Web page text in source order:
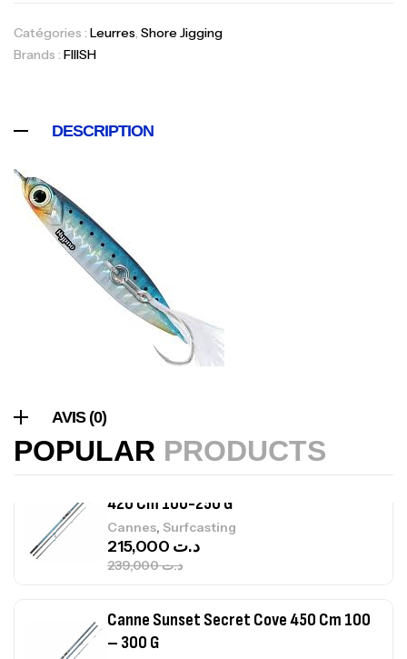
Catégories : Leurres, Shore Jigging
Brands : FIIISH
DESCRIPTION
AVIS (0)
POPULAR PRODUCTS
1.83m 120/250gr 30kg
Foureau Kalli Kunnan Funda 1.70m
Expanded
Surfcasting
د.ت
Accastillage bateau
د.ت367,000
420 Cm 100-250 G
Cannes, Surfcasting
د.ت239,000
د.ت
Canne Sunset Secret Cove 450 Cm 100
– 300 G